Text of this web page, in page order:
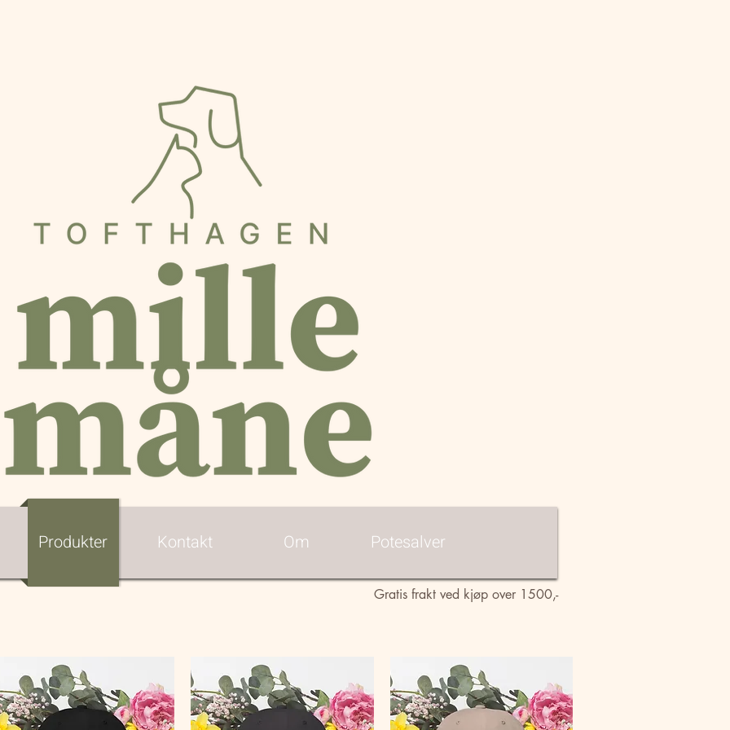
Produkter Kontakt Om Potesalver
Gratis frakt ved kjøp over 1500,-